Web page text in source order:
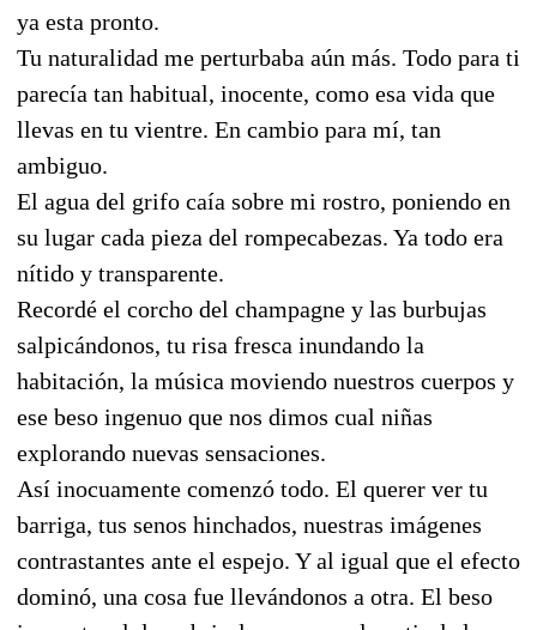
ya esta pronto.
Tu naturalidad me perturbaba aún más. Todo para ti
parecía tan habitual, inocente, como esa vida que
llevas en tu vientre. En cambio para mí, tan
ambiguo.
El agua del grifo caía sobre mi rostro, poniendo en
su lugar cada pieza del rompecabezas. Ya todo era
nítido y transparente.
Recordé el corcho del champagne y las burbujas
salpicándonos, tu risa fresca inundando la
habitación, la música moviendo nuestros cuerpos y
ese beso ingenuo que nos dimos cual niñas
explorando nuevas sensaciones.
Así inocuamente comenzó todo. El querer ver tu
barriga, tus senos hinchados, nuestras imágenes
contrastantes ante el espejo. Y al igual que el efecto
dominó, una cosa fue llevándonos a otra. El beso